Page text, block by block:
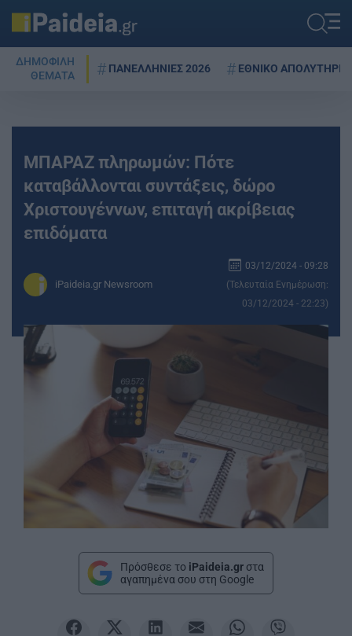
ΔΗΜΟΦΙΛΗ
ΘΕΜΑΤΑ
ΠΑΝΕΛΛΗΝΙΕΣ 2026 ΕΘΝΙΚΟ ΑΠΟΛΥΤΗΡΙΟ
ΜΠΑΡΑΖ πληρωμών: Πότε
καταβάλλονται συντάξεις, δώρο
Χριστουγέννων, επιταγή ακρίβειας
επιδόματα
iPaideia.gr Newsroom
03/12/2024 - 09:28
(Τελευταία Ενημέρωση:
03/12/2024 - 22:23)
Πρόσθεσε το iPaideia.gr στα
αγαπημένα σου στη Google